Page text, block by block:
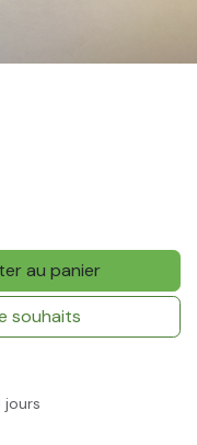
au panier
souhaits
jours